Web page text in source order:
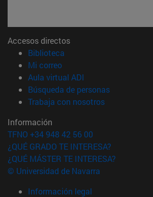
Accesos directos
Biblioteca
Mi correo(abre en nueva ventana)
Aula virtual ADI
Búsqueda de personas(abre en
Trabaja con nosotros(abre en
Información
TFNO +34 948 42 56 00
¿QUÉ GRADO TE INTERESA?
¿QUÉ MÁSTER TE INTERESA?
© Universidad de Navarra
Información legal